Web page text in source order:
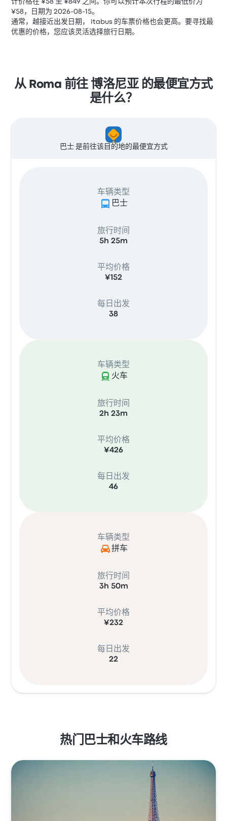
计价格在 ¥58 至 ¥849 之间。你可以预计本次行程的最低价为
¥58，日期为 2026-08-15。
通常，越接近出发日期， Itabus 的车票价格也会更高。要寻找最
优惠的价格，您应该灵活选择旅行日期。
从 Roma 前往 博洛尼亚 的最便宜方式
是什么？
巴士 是前往该目的地的最便宜方式
车辆类型
巴士
旅行时间
5h 25m
平均价格
¥152
每日出发
38
车辆类型
火车
旅行时间
2h 23m
平均价格
¥426
每日出发
46
车辆类型
拼车
旅行时间
3h 50m
平均价格
¥232
每日出发
22
热门巴士和火车路线